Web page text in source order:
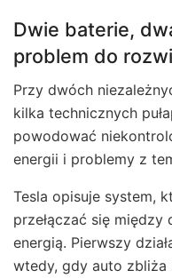
Dwie baterie,
problem do
Przy dwóch
kilka technicznych
powodować
energii i problemy z
Tesla opisuje system,
przełączać się
energią. Pierwszy
wtedy, gdy auto zbliża